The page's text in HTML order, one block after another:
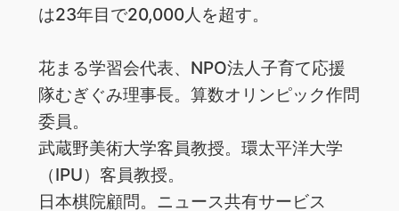
は23年目で20,000人を超す。
花まる学習会代表、NPO法人子育て応援
隊むぎぐみ理事長。算数オリンピック作問
委員。
武蔵野美術大学客員教授。環太平洋大学
（IPU）客員教授。
日本棋院顧問。ニュース共有サービス